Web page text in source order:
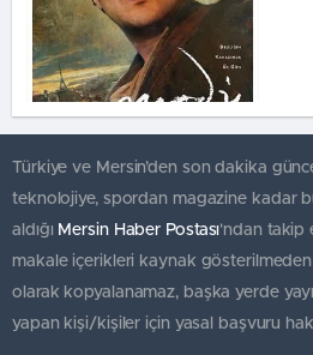
Türkiye ve Mersin’den son dakika
teknolojiye, spordan magazine kadar
aldığı Mersin Haber Postası'ndan takip
makale içerikleri kaynak gösterilmeden
olarak kopyalanamaz, başka yerde
yapan kişi/kişiler için yasal başvuru